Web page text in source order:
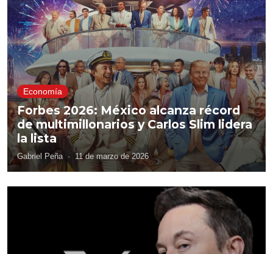
Economía
Forbes 2026: México alcanza récord
de multimillonarios y Carlos Slim lidera
la lista
Gabriel Peña · 11 de marzo de 2026